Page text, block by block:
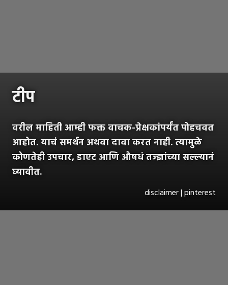
टीप
वरील माहिती आम्ही फक्त वाचक-प्रेक्षकांपर्यंत पोहचवत
आहोत. याचं समर्थन अथवा दावा करत नाही. त्यामुळे
कोणतेही उपचार, डाएट आणि औषधं तज्ज्ञांच्या सल्ल्यानं
घ्यावीत.
disclaimer | pinterest